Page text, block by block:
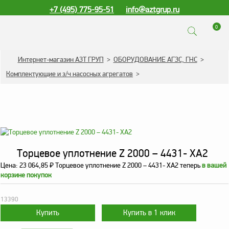
+7 (495) 775-95-51 info@aztgrup.ru
0
КАТАЛОГ ПРОДУКЦИИ
Топливораздаточные
Зарядные станции
Погружные насосы к
ТРК и ГРК
и ГРК
Электронное
Интернет-магазин АЗТ ГРУП > ОБОРУДОВАНИЕ АГЗС, ГНС >
Комплектующие и з/ч насосных агрегатов >
Торцевое уплотнение Z 2000 – 4431- ХА2
Цена: 23 064,85₽Торцевое уплотнение Z 2000 – 4431- ХА2 теперьв вашей
корзине покупок
13390